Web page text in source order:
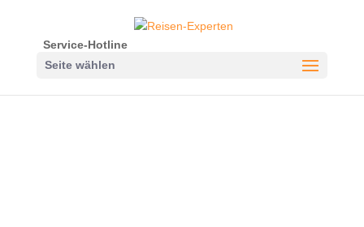
Service-Hotline
Seite wählen